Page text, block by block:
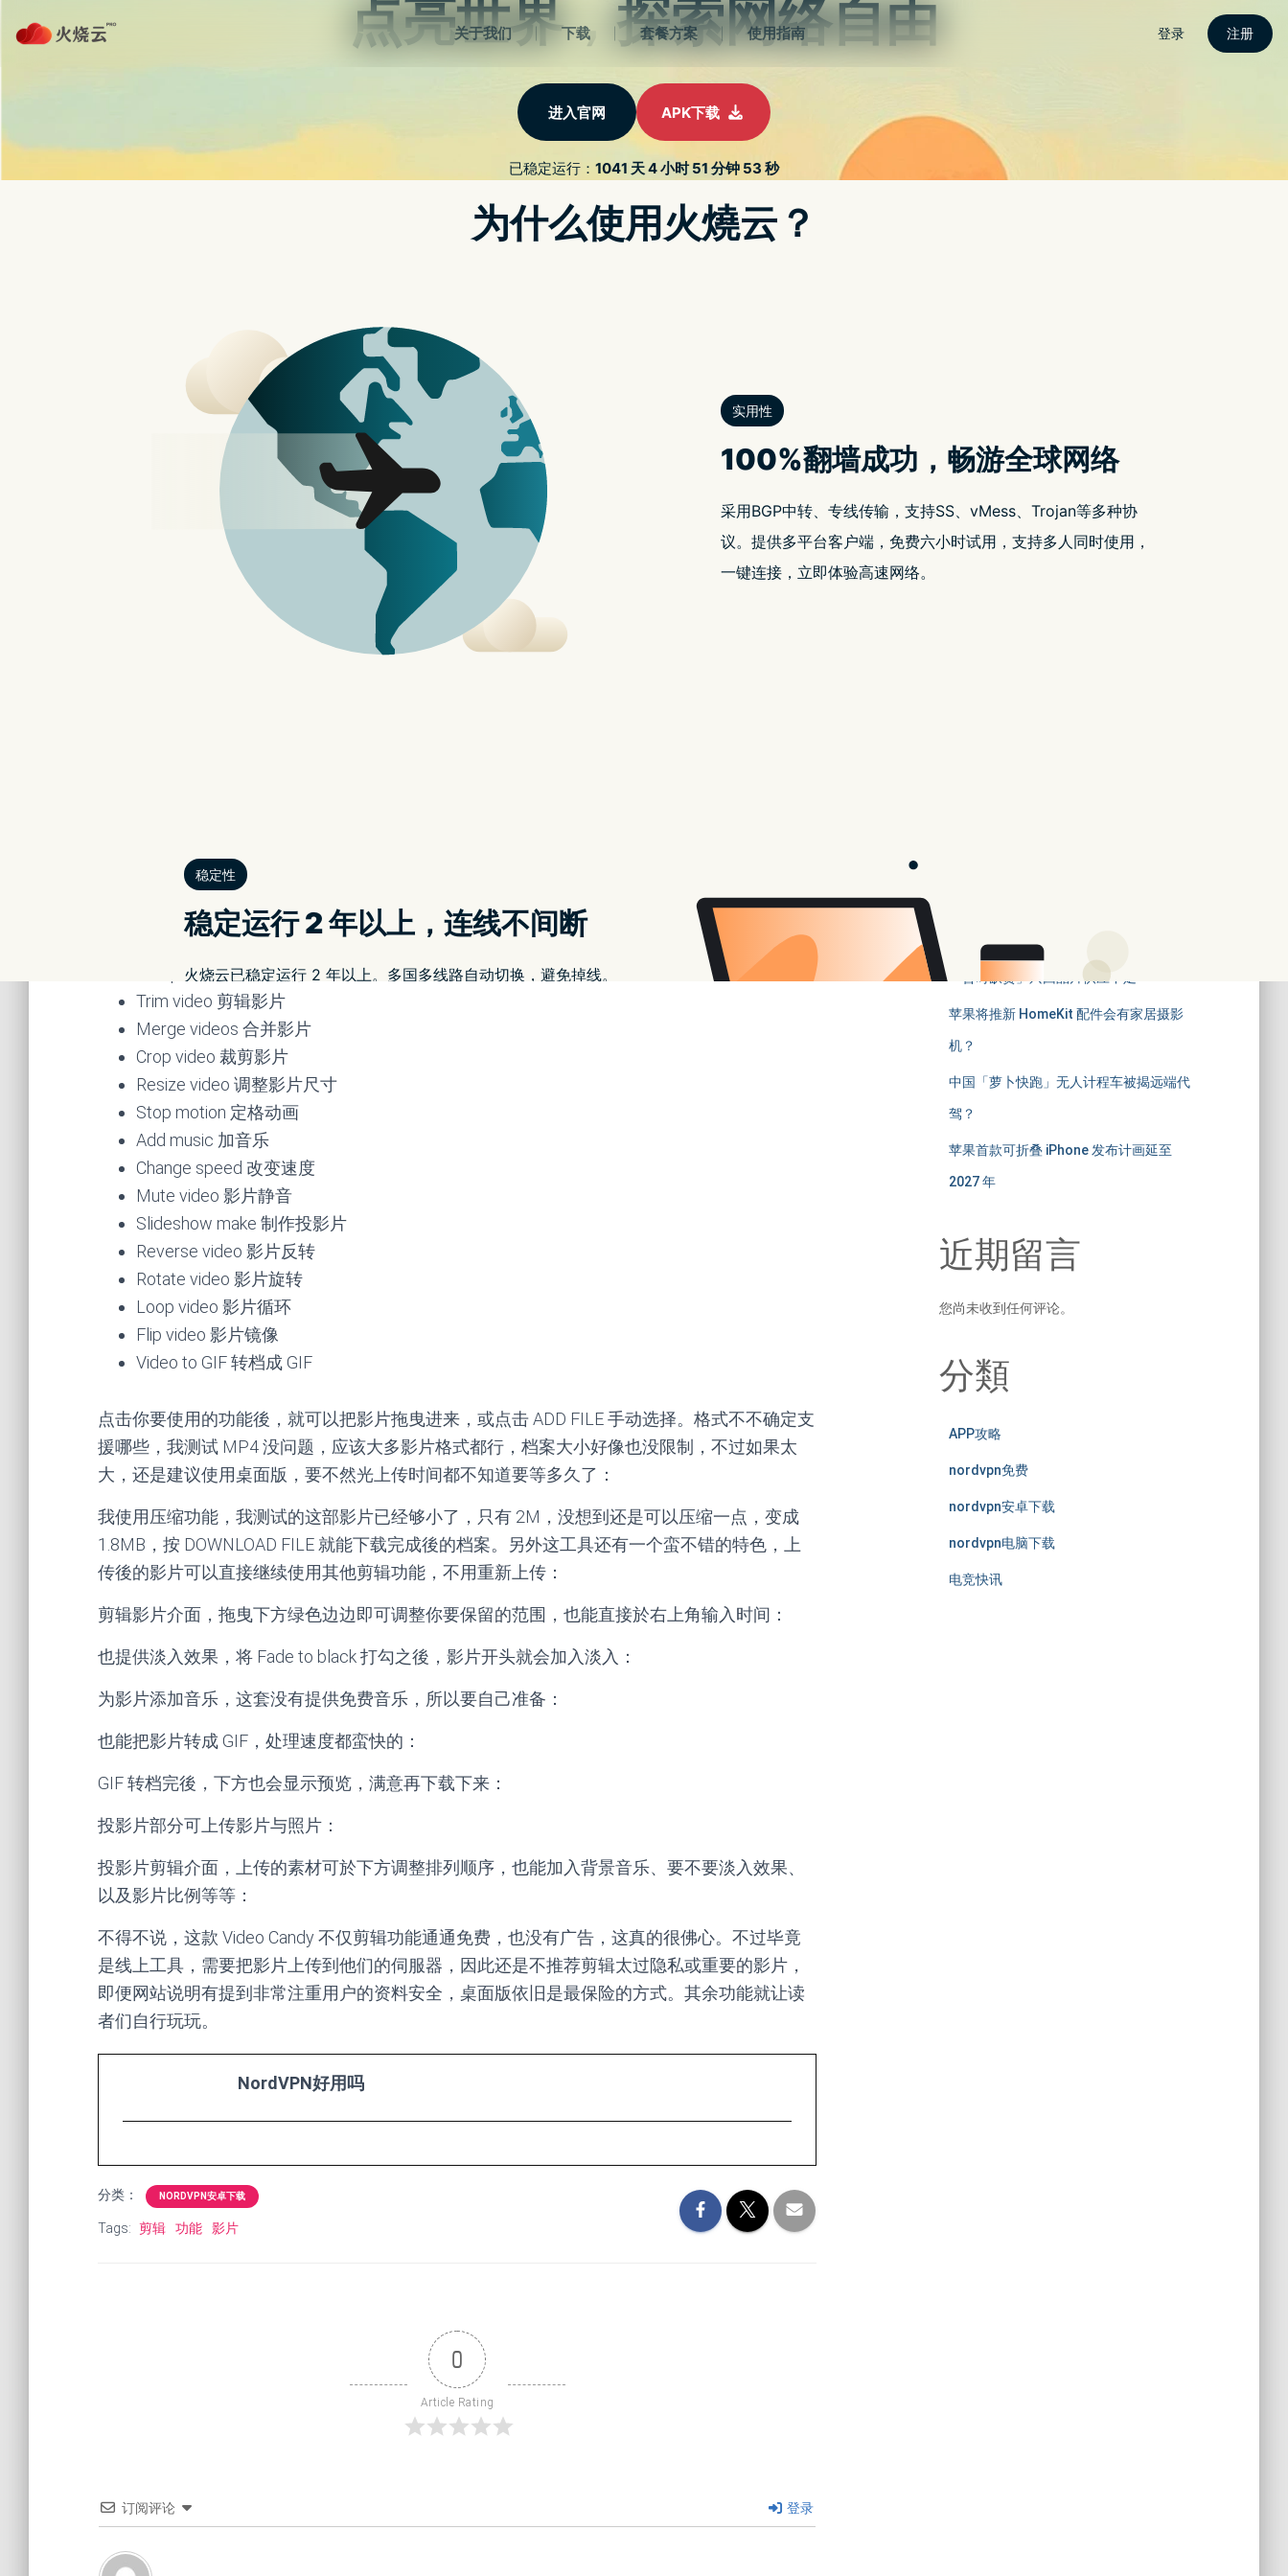
首页 NORDVPN安卓下载 NORDVPN免费 联络我
LUMINAR 4 专业修图软体限免，内建一键 AI 修图，每个人都能成为修图大师（WINDOWS / MAC）
调查揭露 FACEBOOK 被踢出 APP STORE 榜单频率创新高，越来越难与 BEREAL 与 TIKTOK 等新社群竞争
Video Candy 免费线上影音剪辑工具，免安装，打
开网页就能剪影片
于2022 年 1 月 23 日 nordVPN好用吗发布
点我前往 Video Candy
进到网站之後，即可看到所有免费功能，目前共有 15 个：
Compress video 压缩影片
Trim video 剪辑影片
Merge videos 合并影片
Crop video 裁剪影片
Resize video 调整影片尺寸
Stop motion 定格动画
Add music 加音乐
Change speed 改变速度
Mute video 影片静音
Slideshow make 制作投影片
Reverse video 影片反转
Rotate video 影片旋转
Loop video 影片循环
Flip video 影片镜像
Video to GIF 转档成 GIF
点击你要使用的功能後，就可以把影片拖曳进来，或点击 ADD FILE 手动选择。格式不不确定支
援哪些，我测试 MP4 没问题，应该大多影片格式都行，档案大小好像也没限制，不过如果太
大，还是建议使用桌面版，要不然光上传时间都不知道要等多久了：
我使用压缩功能，我测试的这部影片已经够小了，只有 2M，没想到还是可以压缩一点，变成
1.8MB，按 DOWNLOAD FILE 就能下载完成後的档案。另外这工具还有一个蛮不错的特色，上
传後的影片可以直接继续使用其他剪辑功能，不用重新上传：
剪辑影片介面，拖曳下方绿色边边即可调整你要保留的范围，也能直接於右上角输入时间：
也提供淡入效果，将 Fade to black 打勾之後，影片开头就会加入淡入：
为影片添加音乐，这套没有提供免费音乐，所以要自己准备：
也能把影片转成 GIF，处理速度都蛮快的：
GIF 转档完後，下方也会显示预览，满意再下载下来：
投影片部分可上传影片与照片：
投影片剪辑介面，上传的素材可於下方调整排列顺序，也能加入背景音乐、要不要淡入效果、
以及影片比例等等：
不得不说，这款 Video Candy 不仅剪辑功能通通免费，也没有广告，这真的很佛心。不过毕竟
是线上工具，需要把影片上传到他们的伺服器，因此还是不推荐剪辑太过隐私或重要的影片，
即便网站说明有提到非常注重用户的资料安全，桌面版依旧是最保险的方式。其余功能就让读
者们自行玩玩。
NordVPN好用吗
分类： NORDVPN安卓下载
Tags: 剪辑 功能 影片
0
Article Rating
订阅评论 登录
分析指 Mate 70 系列热潮不如预期
「暂时缺货」只因晶片供应不足
苹果将推新 HomeKit 配件会有家居摄影
机？
中国「萝卜快跑」无人计程车被揭远端代
驾？
苹果首款可折叠 iPhone 发布计画延至
2027 年
近期留言
您尚未收到任何评论。
分類
APP攻略
nordvpn免费
nordvpn安卓下载
nordvpn电脑下载
电竞快讯